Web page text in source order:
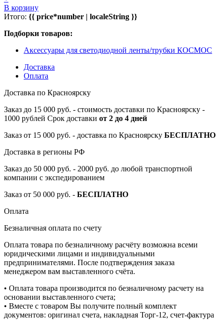
В корзину
Итого: {{ price*number | localeString }}
Подборки товаров:
Аксессуары для светодиодной ленты/трубки КОСМОС
Доставка
Оплата
Доставка по Красноярску
Заказ до 15 000 руб. - стоимость доставки по Красноярску -
1000 рублей Срок доставки от 2 до 4 дней
Заказ от 15 000 руб. - доставка по Красноярску БЕСПЛАТНО
Доставка в регионы РФ
Заказ до 50 000 руб. - 2000 руб. до любой транспортной
компании с экспедированием
Заказ от 50 000 руб. - БЕСПЛАТНО
Оплата
Безналичная оплата по счету
Оплата товара по безналичному расчёту возможна всеми
юридическими лицами и индивидуальными
предпринимателями. После подтверждения заказа
менеджером вам выставленного счёта.
• Оплата товара производится по безналичному расчету на
основании выставленного счета;
• Вместе с товаром Вы получите полный комплект
документов: оригинал счета, накладная Торг-12, счет-фактура